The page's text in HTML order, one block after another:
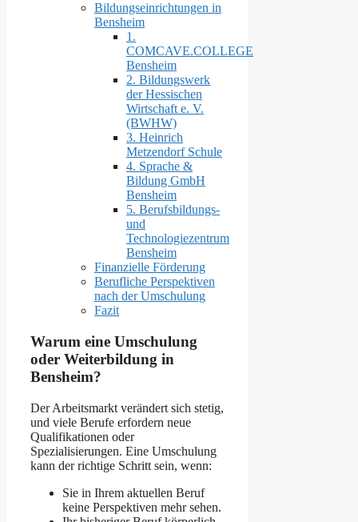
Bildungseinrichtungen in
Bensheim
1.
COMCAVE.COLLEGE
Bensheim
2. Bildungswerk
der Hessischen
Wirtschaft e. V.
(BWHW)
3. Heinrich
Metzendorf Schule
4. Sprache &
Bildung GmbH
Bensheim
5. Berufsbildungs-
und
Technologiezentrum
Bensheim
Finanzielle Förderung
Berufliche Perspektiven
nach der Umschulung
Fazit
Warum eine Umschulung
oder Weiterbildung in
Bensheim?
Der Arbeitsmarkt verändert sich stetig,
und viele Berufe erfordern neue
Qualifikationen oder
Spezialisierungen. Eine Umschulung
kann der richtige Schritt sein, wenn:​
Sie in Ihrem aktuellen Beruf
keine Perspektiven mehr sehen.​